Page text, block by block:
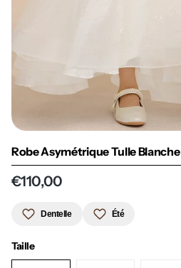
Robe Asymétrique Tulle Blanche
€110,00
Dentelle Été
Taille